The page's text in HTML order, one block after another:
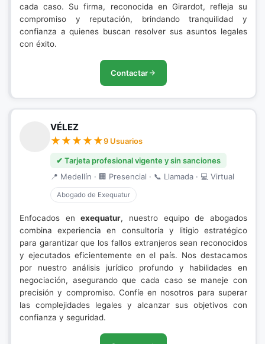
cada caso. Su firma, reconocida en Girardot, refleja su
compromiso y reputación, brindando tranquilidad y
confianza a quienes buscan resolver sus asuntos legales
con éxito.
Contactar
VÉLEZ
9 Usuarios
✔ Tarjeta profesional vigente y sin sanciones
📍 Medellín · 🏢 Presencial · 📞 Llamada · 💻 Virtual
Abogado de Exequatur
Enfocados enexequatur, nuestro equipo de abogados
combina experiencia en consultoría y litigio estratégico
para garantizar que los fallos extranjeros sean reconocidos
y ejecutados eficientemente en el país. Nos destacamos
por nuestro análisis jurídico profundo y habilidades en
negociación, asegurando que cada caso se maneje con
precisión y compromiso. Confíe en nosotros para superar
las complejidades legales y alcanzar sus objetivos con
confianza y seguridad.